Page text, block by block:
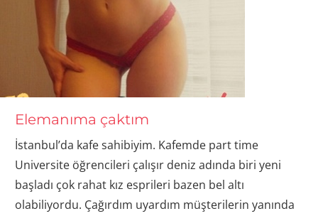
Elemanıma çaktım
İstanbul’da kafe sahibiyim. Kafemde part time
Universite öğrencileri çalışır deniz adında biri yeni
başladı çok rahat kız esprileri bazen bel altı
olabiliyordu. Çağırdım uyardım müşterilerin yanında